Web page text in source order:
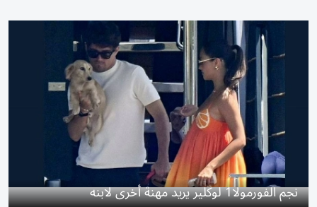
نجم الفورمولا1 لوكلير يريد مهنة أخرى لابنه